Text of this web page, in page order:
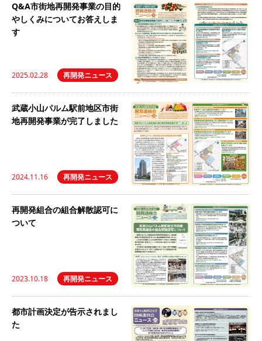
Q&A市街地再開発事業の目的
やしくみについてお答えしま
す
2025.02.28 再開発ニュース
武蔵小山パルム駅前地区市街
地再開発事業が完了しました
2024.11.16 再開発ニュース
再開発組合の組合解散認可に
ついて
2023.10.18 再開発ニュース
都市計画決定が告示されまし
た